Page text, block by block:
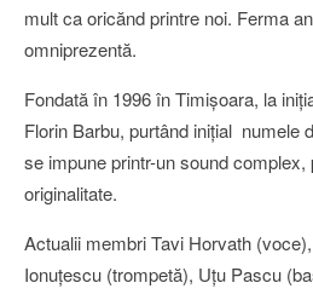
mult ca oricănd printre noi. Ferma
omniprezentă.
Fondată în 1996 în Timişoara, la
Florin Barbu, purtând iniţial numele
se impune printr-un sound
originalitate.
Actualii membri Tavi Horvath
Ionuţescu (trompetă), Uţu Pascu